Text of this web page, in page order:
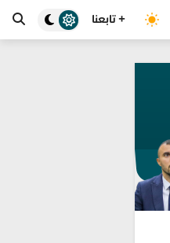
+ تابعنا
التحريض على اقتحام سبتة